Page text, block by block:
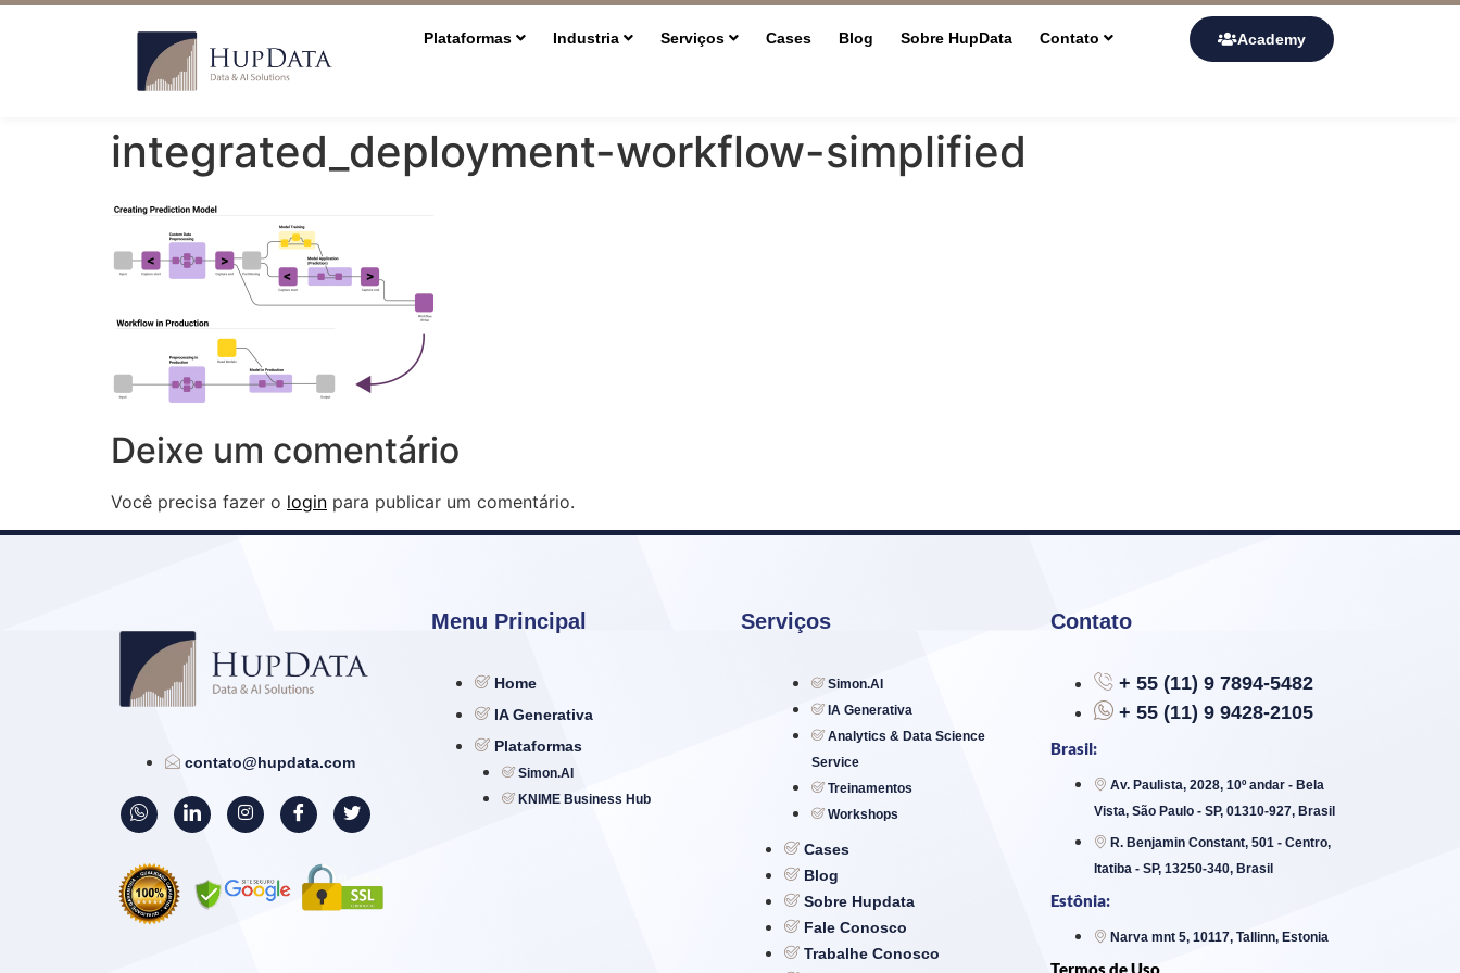
Plataformas Industria Serviços Cases Blog Sobre HupData Contato Academy
integrated_deployment-workflow-simplified
Deixe um comentário
Você precisa fazer o login para publicar um comentário.
contato@hupdata.com
Menu Principal
Home
IA Generativa
Plataformas
Simon.AI
KNIME Business Hub
Serviços
Simon.AI
IA Generativa
Analytics & Data Science
Service
Treinamentos
Workshops
Cases
Blog
Sobre Hupdata
Fale Conosco
Trabalhe Conosco
Contato
+ 55 (11) 9 7894-5482
+ 55 (11) 9 9428-2105
Brasil:
Av. Paulista, 2028, 10º andar - Bela
Vista, São Paulo - SP, 01310-927, Brasil
R. Benjamin Constant, 501 - Centro,
Itatiba - SP, 13250-340, Brasil
Estônia:
Narva mnt 5, 10117, Tallinn, Estonia
Termos de Uso